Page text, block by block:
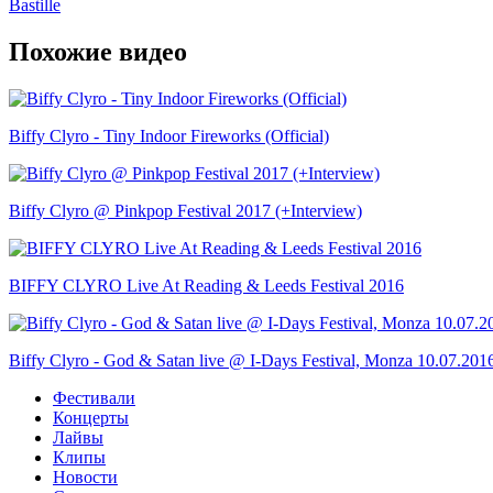
Bastille
Похожие видео
Biffy Clyro - Tiny Indoor Fireworks (Official)
Biffy Clyro @ Pinkpop Festival 2017 (+Interview)
BIFFY CLYRO Live At Reading & Leeds Festival 2016
Biffy Clyro - God & Satan live @ I-Days Festival, Monza
Фестивали
Концерты
Лайвы
Клипы
Новости